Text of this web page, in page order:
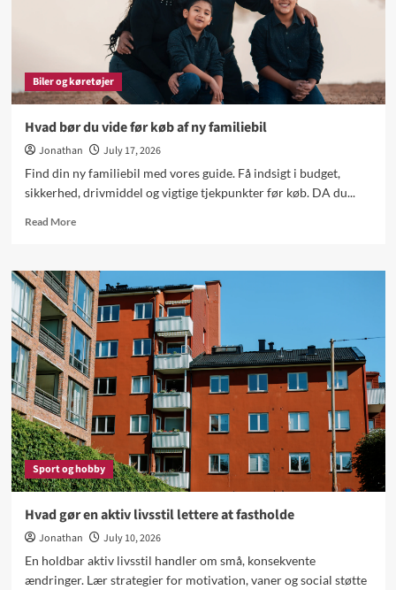
Biler og køretøjer
Hvad bør du vide før køb af ny familiebil
Jonathan
July 17, 2026
Find din ny familiebil med vores guide. Få indsigt i budget,
sikkerhed, drivmiddel og vigtige tjekpunkter før køb. DA du...
Read MoreRead
Hvad
bør
du
vide
før
køb
af
ny
familiebil
Sport og hobby
Hvad gør en aktiv livsstil lettere at fastholde
Jonathan
July 10, 2026
En holdbar aktiv livsstil handler om små, konsekvente
ændringer. Lær strategier for motivation, vaner og social støtte